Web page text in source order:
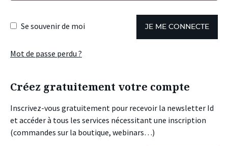
Se souvenir de moi JE ME CONNECTE
Mot de passe perdu ?
Créez gratuitement votre compte
Inscrivez-vous gratuitement pour recevoir la newsletter Id
et accéder à tous les services nécessitant une inscription
(commandes sur la boutique, webinars…)